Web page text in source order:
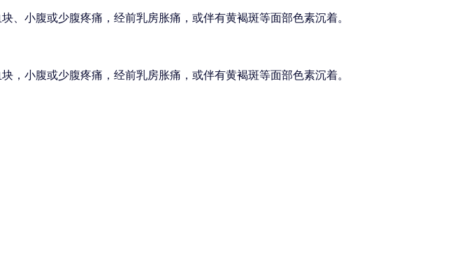
、小腹或少腹疼痛，经前乳房胀痛，或伴有黄褐斑等面部色素沉着。
，小腹或少腹疼痛，经前乳房胀痛，或伴有黄褐斑等面部色素沉着。